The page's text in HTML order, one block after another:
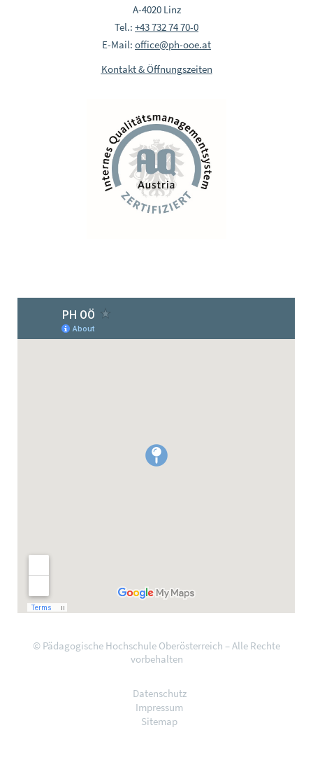
A-4020 Linz
Tel.: +43 732 74 70-0
E-Mail: office@ph-ooe.at
Kontakt & Öffnungszeiten
© Pädagogische Hochschule Oberösterreich – Alle Rechte
vorbehalten
Datenschutz
Impressum
Sitemap